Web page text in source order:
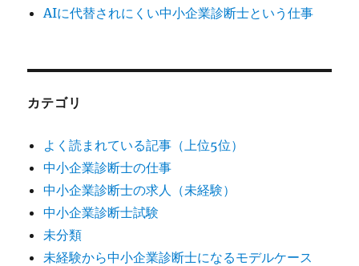
AIに代替されにくい中小企業診断士という仕事
カテゴリ
よく読まれている記事（上位5位）
中小企業診断士の仕事
中小企業診断士の求人（未経験）
中小企業診断士試験
未分類
未経験から中小企業診断士になるモデルケース